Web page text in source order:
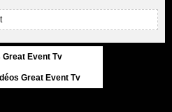
Event Tv
Great Event Tv